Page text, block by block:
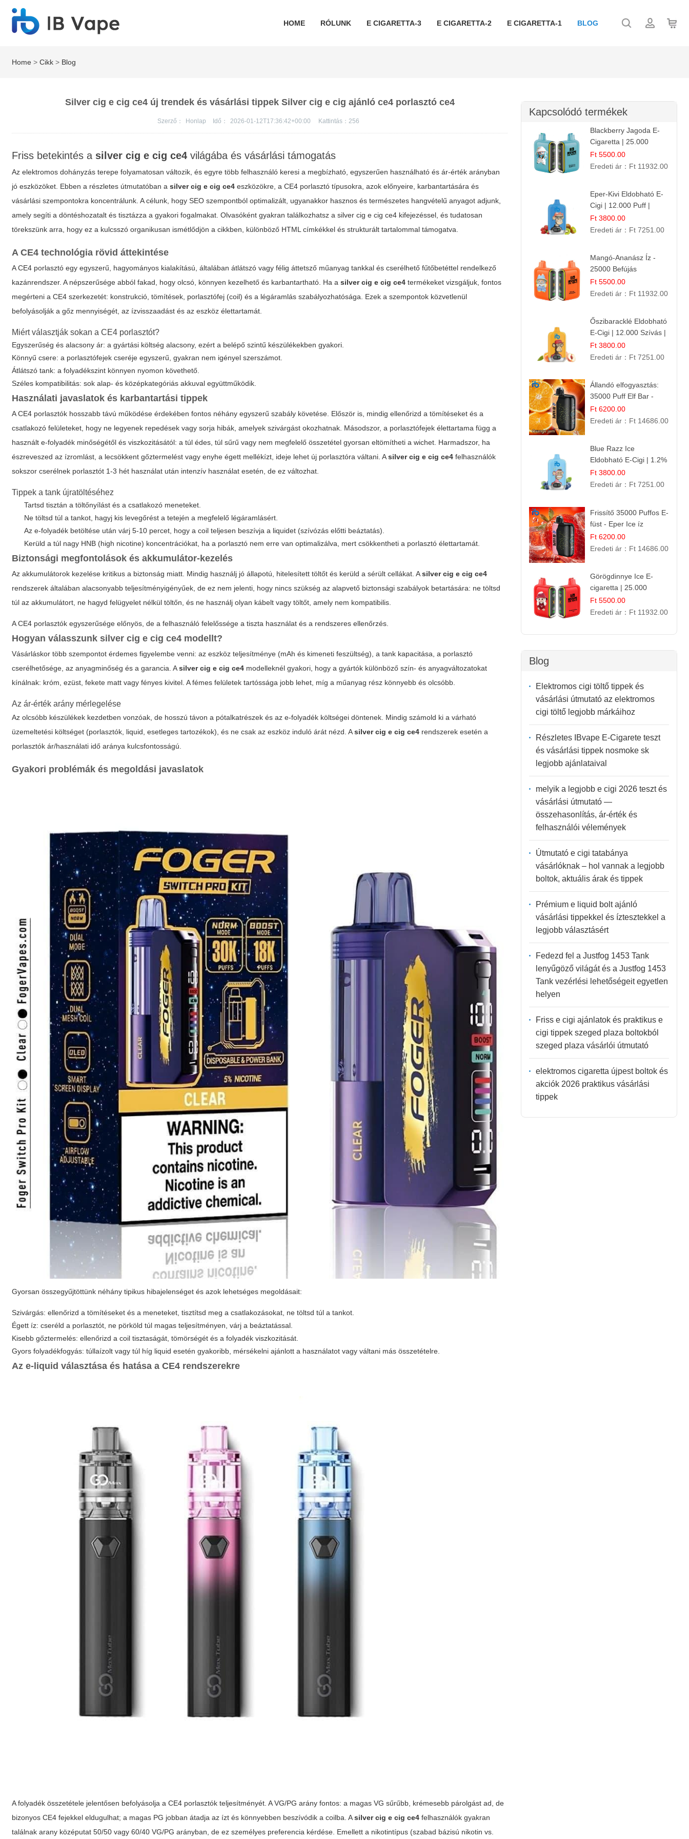
HOME RÓLUNK E CIGARETTA-3 E CIGARETTA-2 E CIGARETTA-1 BLOG
Home >Cikk > Blog
Silver cig e cig ce4 új trendek és vásárlási tippek Silver cig e cig ajánló ce4 porlasztó ce4
Szerző： Honlap Idő： 2026-01-12T17:36:42+00:00 Kattintás：256
Friss betekintés a silver cig e cig ce4 világába és vásárlási támogatás
Az elektromos dohányzás terepe folyamatosan változik, és egyre több felhasználó keresi a megbízható, egyszerűen használható és ár-érték arányban
jó eszközöket. Ebben a részletes útmutatóban asilver cig e cig ce4 eszközökre, a CE4 porlasztó típusokra, azok előnyeire, karbantartására és
vásárlási szempontokra koncentrálunk. A célunk, hogy SEO szempontból optimalizált, ugyanakkor hasznos és természetes hangvételű anyagot adjunk,
amely segíti a döntéshozatalt és tisztázza a gyakori fogalmakat. Olvasóként gyakran találkozhatsz asilver cig e cig ce4 kifejezéssel, és tudatosan
törekszünk arra, hogy ez a kulcsszó organikusan ismétlődjön a cikkben, különböző HTML címkékkel és strukturált tartalommal támogatva.
A CE4 technológia rövid áttekintése
A CE4 porlasztó egy egyszerű, hagyományos kialakítású, általában átlátszó vagy félig áttetsző műanyag tankkal és cserélhető fűtőbetéttel rendelkező
kazánrendszer. A népszerűsége abból fakad, hogy olcsó, könnyen kezelhető és karbantartható. Ha asilver cig e cig ce4 termékeket vizsgáljuk, fontos
megérteni a CE4 szerkezetét: konstrukció, tömítések, porlasztófej (coil) és a légáramlás szabályozhatósága. Ezek a szempontok közvetlenül
befolyásolják a gőz mennyiségét, az ízvisszaadást és az eszköz élettartamát.
Miért választják sokan a CE4 porlasztót?
Egyszerűség és alacsony ár: a gyártási költség alacsony, ezért a belépő szintű készülékekben gyakori.
Könnyű csere: a porlasztófejek cseréje egyszerű, gyakran nem igényel szerszámot.
Átlátszó tank: a folyadékszint könnyen nyomon követhető.
Széles kompatibilitás: sok alap- és középkategóriás akkuval együttműködik.
Használati javaslatok és karbantartási tippek
A CE4 porlasztók hosszabb távú működése érdekében fontos néhány egyszerű szabály követése. Először is, mindig ellenőrizd a tömítéseket és a
csatlakozó felületeket, hogy ne legyenek repedések vagy sorja hibák, amelyek szivárgást okozhatnak. Másodszor, a porlasztófejek élettartama függ a
használt e-folyadék minőségétől és viszkozitásától: a túl édes, túl sűrű vagy nem megfelelő összetétel gyorsan eltömítheti a wichet. Harmadszor, ha
észreveszed az ízromlást, a lecsökkent gőztermelést vagy enyhe égett mellékízt, ideje lehet új porlasztóra váltani. Asilver cig e cig ce4 felhasználók
sokszor cserélnek porlasztót 1-3 hét használat után intenzív használat esetén, de ez változhat.
Tippek a tank újratöltéséhez
Tartsd tisztán a töltőnyílást és a csatlakozó meneteket.
Ne töltsd túl a tankot, hagyj kis levegőrést a tetején a megfelelő légáramlásért.
Az e-folyadék betöltése után várj 5-10 percet, hogy a coil teljesen beszívja a liquidet (szívózás előtti beáztatás).
Kerüld a túl nagy HNB (high nicotine) koncentrációkat, ha a porlasztó nem erre van optimalizálva, mert csökkentheti a porlasztó élettartamát.
Biztonsági megfontolások és akkumulátor-kezelés
Az akkumulátorok kezelése kritikus a biztonság miatt. Mindig használj jó állapotú, hitelesített töltőt és kerüld a sérült cellákat. Asilver cig e cig ce4
rendszerek általában alacsonyabb teljesítményigényűek, de ez nem jelenti, hogy nincs szükség az alapvető biztonsági szabályok betartására: ne töltsd
túl az akkumulátort, ne hagyd felügyelet nélkül töltőn, és ne használj olyan kábelt vagy töltőt, amely nem kompatibilis.
A CE4 porlasztók egyszerűsége előnyös, de a felhasználó felelőssége a tiszta használat és a rendszeres ellenőrzés.
Hogyan válasszunksilver cig e cig ce4 modellt?
Vásárláskor több szempontot érdemes figyelembe venni: az eszköz teljesítménye (mAh és kimeneti feszültség), a tank kapacitása, a porlasztó
cserélhetősége, az anyagminőség és a garancia. Asilver cig e cig ce4 modelleknél gyakori, hogy a gyártók különböző szín- és anyagváltozatokat
kínálnak: króm, ezüst, fekete matt vagy fényes kivitel. A fémes felületek tartóssága jobb lehet, míg a műanyag rész könnyebb és olcsóbb.
Az ár-érték arány mérlegelése
Az olcsóbb készülékek kezdetben vonzóak, de hosszú távon a pótalkatrészek és az e-folyadék költségei döntenek. Mindig számold ki a várható
üzemeltetési költséget (porlasztók, liquid, esetleges tartozékok), és ne csak az eszköz induló árát nézd. Asilver cig e cig ce4 rendszerek esetén a
porlasztók ár/használati idő aránya kulcsfontosságú.
Gyakori problémák és megoldási javaslatok
Gyorsan összegyűjtöttünk néhány tipikus hibajelenséget és azok lehetséges megoldásait:
Szivárgás: ellenőrizd a tömítéseket és a meneteket, tisztítsd meg a csatlakozásokat, ne töltsd túl a tankot.
Égett íz: cseréld a porlasztót, ne pörköld túl magas teljesítményen, várj a beáztatással.
Kisebb gőztermelés: ellenőrizd a coil tisztaságát, tömörségét és a folyadék viszkozitását.
Gyors folyadékfogyás: túllaízolt vagy túl híg liquid esetén gyakoribb, mérsékelni ajánlott a használatot vagy váltani más összetételre.
Az e-liquid választása és hatása a CE4 rendszerekre
A folyadék összetétele jelentősen befolyásolja a CE4 porlasztók teljesítményét. A VG/PG arány fontos: a magas VG sűrűbb, krémesebb párolgást ad, de
bizonyos CE4 fejekkel eldugulhat; a magas PG jobban átadja az ízt és könnyebben beszívódik a coilba. Asilver cig e cig ce4 felhasználók gyakran
találnak arany középutat 50/50 vagy 60/40 VG/PG arányban, de ez személyes preferencia kérdése. Emellett a nikotintípus (szabad bázisú nikotin vs.
Kapcsolódó termékek
Blackberry Jagoda E-
Cigaretta | 25.000
Szívás | Ízesített E-
Liquid
Ft 5500.00
Eredeti ár： Ft 11932.00
Eper-Kivi Eldobható E-
Cigi | 12.000 Puff |
Édes-Gyümölcs Íz
Ft 3800.00
Eredeti ár： Ft 7251.00
Mangó-Ananász Íz -
25000 Befújás
Eldobható E-ciga |
Trópusi Gyümölcs
Ft 5500.00
Eredeti ár： Ft 11932.00
Őszibaracklé Eldobható
E-Cigi | 12.000 Szívás |
Frissítő Barack Íz
Ft 3800.00
Eredeti ár： Ft 7251.00
Állandó elfogyasztás:
35000 Puff Elf Bar -
Narancslekvár íz
Ft 6200.00
Eredeti ár： Ft 14686.00
Blue Razz Ice
Eldobható E-Cigi | 1.2%
Nikotin | Jéghideg
Málna Íz
Ft 3800.00
Eredeti ár： Ft 7251.00
Frissítő 35000 Puffos E-
füst - Eper Ice íz
Ft 6200.00
Eredeti ár： Ft 14686.00
Görögdinnye Ice E-
cigaretta | 25.000
Befújás | Premium E-
Liquid
Ft 5500.00
Eredeti ár： Ft 11932.00
Blog
Elektromos cigi töltő tippek és
vásárlási útmutató az elektromos
cigi töltő legjobb márkáihoz
Részletes IBvape E-Cigarete teszt
és vásárlási tippek nosmoke sk
legjobb ajánlataival
melyik a legjobb e cigi 2026 teszt és
vásárlási útmutató —
összehasonlítás, ár-érték és
felhasználói vélemények
Útmutató e cigi tatabánya
vásárlóknak – hol vannak a legjobb
boltok, aktuális árak és tippek
Prémium e liquid bolt ajánló
vásárlási tippekkel és íztesztekkel a
legjobb választásért
Fedezd fel a Justfog 1453 Tank
lenyűgöző világát és a Justfog 1453
Tank vezérlési lehetőségeit egyetlen
helyen
Friss e cigi ajánlatok és praktikus e
cigi tippek szeged plaza boltokból
szeged plaza vásárlói útmutató
elektromos cigaretta újpest boltok és
akciók 2026 praktikus vásárlási
tippek